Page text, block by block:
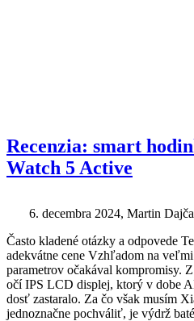
Recenzia: smart
Watch 5 Active
6. decembra 2024, Martin Dajča
Často kladené otázky a odpovede
adekvátne cene Vzhľadom na
parametrov očakával kompromisy.
očí IPS LCD displej, ktorý v dobe
dosť zastaralo. Za čo však musím
jednoznačne pochváliť, je výdrž